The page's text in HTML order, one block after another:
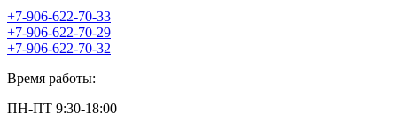
+7-906-622-70-33
+7-906-622-70-29
+7-906-622-70-32
Время работы:
ПН-ПТ 9:30-18:00